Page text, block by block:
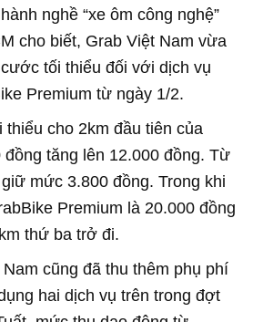
nghề “xe ôm công nghệ”
cho biết, Grab Việt Nam vừa
tối thiểu đối với dịch vụ
Premium từ ngày 1/2.
cho 2km đầu tiên của
tăng lên 12.000 đồng. Từ
mức 3.800 đồng. Trong khi
Premium là 20.000 đồng
thứ ba trở đi.
cũng đã thu thêm phụ phí
hai dịch vụ trên trong đợt